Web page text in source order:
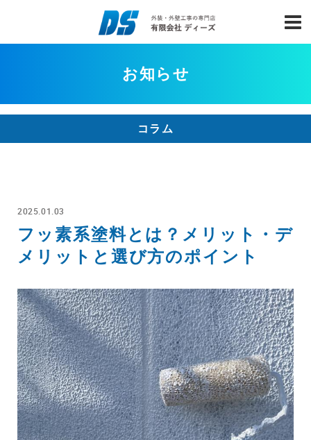
お知らせ
コラム
2025.01.03
フッ素系塗料とは？メリット・デ
メリットと選び方のポイント